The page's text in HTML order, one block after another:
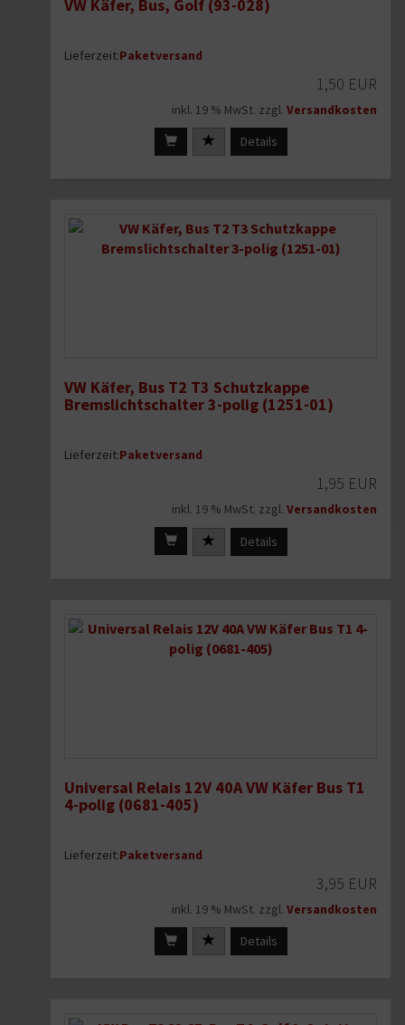
VW Käfer, Bus, Golf (93-028)
Lieferzeit:Paketversand
1,50 EUR
inkl. 19 % MwSt. zzgl. Versandkosten
Details
VW Käfer, Bus T2 T3 Schutzkappe
Bremslichtschalter 3-polig (1251-01)
Lieferzeit:Paketversand
1,95 EUR
inkl. 19 % MwSt. zzgl. Versandkosten
Details
Universal Relais 12V 40A VW Käfer Bus T1
4-polig (0681-405)
Lieferzeit:Paketversand
3,95 EUR
inkl. 19 % MwSt. zzgl. Versandkosten
Details